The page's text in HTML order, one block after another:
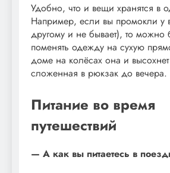
Удобно, что и вещи хранятся в
Например, если вы промокли у
другому и не бывает), то можно
поменять одежду на сухую
доме на колёсах она и
сложенная в рюкзак до вечера.
Питание во время
путешествий
— А как вы питаетесь в